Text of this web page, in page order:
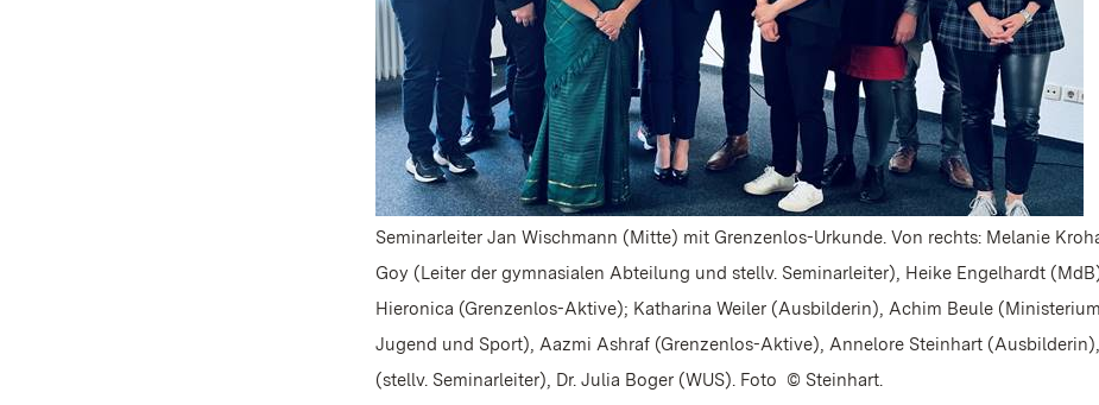
Seminarleiter Jan Wischmann (Mitte) mit Grenzenlos-Urkunde. Von rechts: Melanie
Goy (Leiter der gymnasialen Abteilung und stellv. Seminarleiter), Heike Engelhardt
Hieronica (Grenzenlos-Aktive); Katharina Weiler (Ausbilderin), Achim Beule
Jugend und Sport), Aazmi Ashraf (Grenzenlos-Aktive), Annelore Steinhart
(stellv. Seminarleiter), Dr. Julia Boger (WUS). Foto © Steinhart.